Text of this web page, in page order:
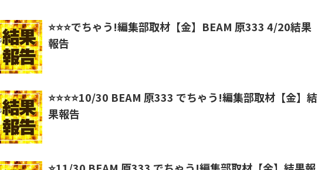
⭐️⭐️⭐️でちゃう!編集部取材【金】BEAM 原333 4/20結果
報告
⭐️⭐️⭐️⭐️10/30 BEAM 原333 でちゃう!編集部取材【金】結
果報告